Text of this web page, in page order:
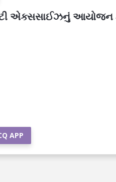
એક્સસાઈઝનું આયોજન
APP